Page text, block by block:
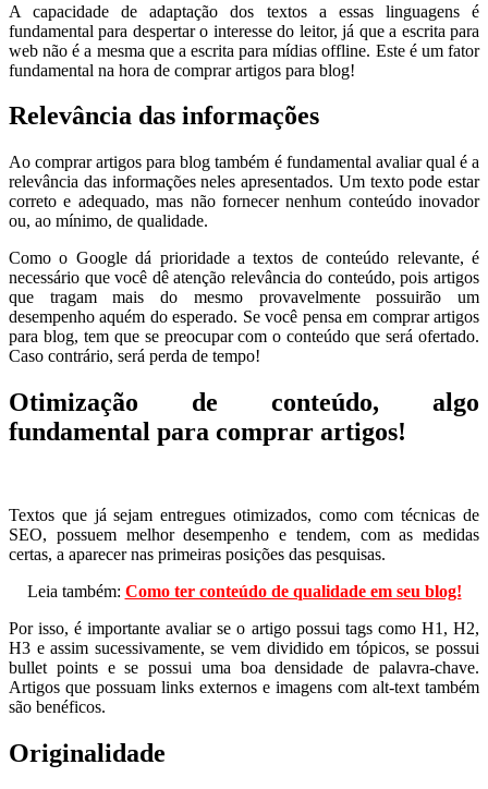
A capacidade de adaptação dos textos a essas linguagens é
fundamental para despertar o interesse do leitor, já que a escrita para
web não é a mesma que a escrita para mídias offline. Este é um fator
fundamental na hora de comprar artigos para blog!
Relevância das informações
Ao comprar artigos para blog também é fundamental avaliar qual é a
relevância das informações neles apresentados. Um texto pode estar
correto e adequado, mas não fornecer nenhum conteúdo inovador
ou, ao mínimo, de qualidade.
Como o Google dá prioridade a textos de conteúdo relevante, é
necessário que você dê atenção relevância do conteúdo, pois artigos
que tragam mais do mesmo provavelmente possuirão um
desempenho aquém do esperado. Se você pensa em comprar artigos
para blog, tem que se preocupar com o conteúdo que será ofertado.
Caso contrário, será perda de tempo!
Otimização de conteúdo, algo
fundamental para comprar artigos!
Textos que já sejam entregues otimizados, como com técnicas de
SEO, possuem melhor desempenho e tendem, com as medidas
certas, a aparecer nas primeiras posições das pesquisas.
Leia também: Como ter conteúdo de qualidade em seu blog!
Por isso, é importante avaliar se o artigo possui tags como H1, H2,
H3 e assim sucessivamente, se vem dividido em tópicos, se possui
bullet points e se possui uma boa densidade de palavra-chave.
Artigos que possuam links externos e imagens com alt-text também
são benéficos.
Originalidade